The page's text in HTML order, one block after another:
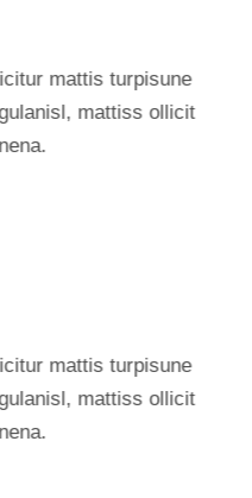
mattis turpisune
mattiss ollicit
mattis turpisune
mattiss ollicit